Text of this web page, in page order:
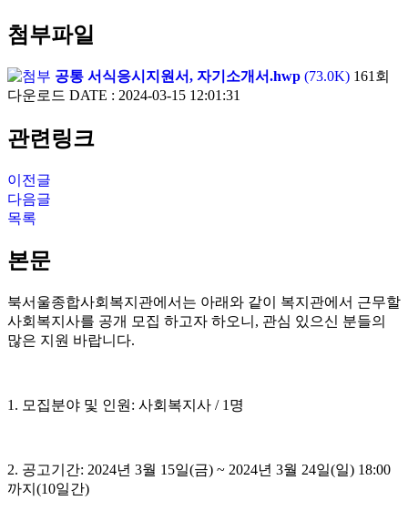
첨부파일
공통 서식응시지원서, 자기소개서.hwp (73.0K) 161회
다운로드 DATE : 2024-03-15 12:01:31
관련링크
이전글
다음글
목록
본문
북서울종합사회복지관에서는 아래와 같이 복지관에서 근무할
사회복지사를 공개 모집 하고자 하오니 , 관심 있으신 분들의
많은 지원 바랍니다.
1. 모집분야 및 인원 : 사회복지사 / 1 명
2. 공고기간: 2024년 3월 15일(금) ~ 2024년 3월 24일(일) 18:00
까지 (10일간)